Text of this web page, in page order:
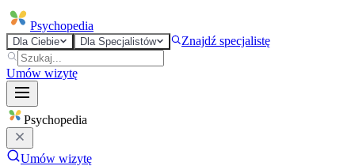
Psychopedia
Dla Ciebie Dla Specjalistów Znajdź specjalistę
Umów wizytę
Psychopedia
Umów wizytę